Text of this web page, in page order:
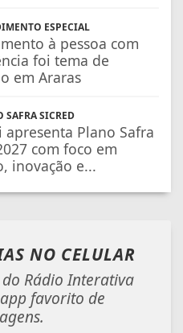
ESPECIAL
à pessoa com
foi tema de
em Araras
SAFRA SICRED
apresenta Plano Safra
com foco em
inovação e...
NO CELULAR
Rádio Interativa
favorito de